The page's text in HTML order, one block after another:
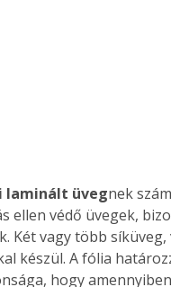
Gyógyító
természet
laminált üvegnek
ellen védő üvegek,
Két vagy több
készül. A fólia
hogy